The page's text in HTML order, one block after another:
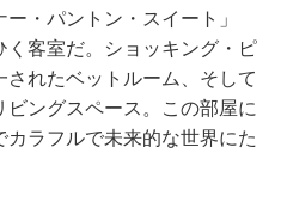
・パントン・スイート」
客室だ。ショッキング・ピ
れたベットルーム、そして
ングスペース。この部屋に
ラフルで未来的な世界にた